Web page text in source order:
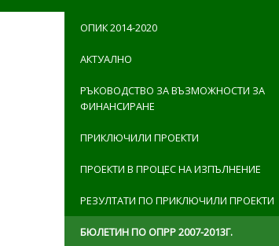
ОПИК 2014-2020
АКТУАЛНО
РЪКОВОДСТВО ЗА ВЪЗМОЖНОСТИ ЗА
ФИНАНСИРАНЕ
ПРИКЛЮЧИЛИ ПРОЕКТИ
ПРОЕКТИ В ПРОЦЕС НА ИЗПЪЛНЕНИЕ
РЕЗУЛТАТИ ПО ПРИКЛЮЧИЛИ ПРОЕКТИ
БЮЛЕТИН ПО ОПРР 2007-2013Г.